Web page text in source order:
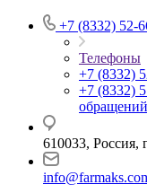
+7 (8332) 52-
Телефоны
+7 (8332)
+7 (8332)
610033, Россия,